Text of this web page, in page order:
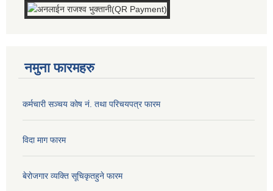
नमुना फारमहरु
कर्मचारी सञ्चय कोष नं. तथा परिचयपत्र फारम
विदा माग फारम
बेरोजगार व्यक्ति सूचिकृतहुने फारम